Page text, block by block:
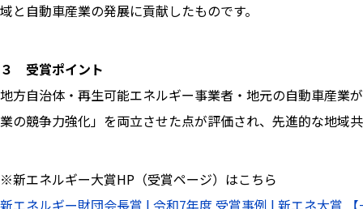
域と自動車産業の発展に貢献したものです。
３ 受賞ポイント
地方自治体・再生可能エネルギー事業者・地元の自動車産業
業の競争力強化」を両立させた点が評価され、先進的な地域
※新エネルギー大賞HP（受賞ページ）はこちら
新エネルギー財団会長賞 | 令和7年度 受賞事例 | 新エネ大賞